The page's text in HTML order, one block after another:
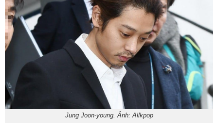
Jung Joon-young. Ảnh: Allkpop